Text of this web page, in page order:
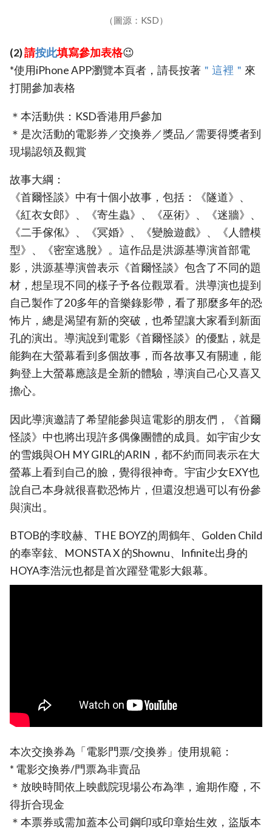
（圖源：KSD）
(2)請按此填寫參加表格😉
*使用iPhone APP瀏覽本頁者，請長按著 ＂這裡＂ 來
打開參加表格
＊本活動供：KSD香港用戶參加
＊是次活動的電影券／交換券／獎品／需要得獎者到
現場認領及觀賞
故事大綱：
《首爾怪談》中有十個小故事，包括：《隧道》、
《紅衣女郎》、《寄生蟲》、《巫術》、《迷牆》、
《二手傢俬》、《冥婚》、《變臉遊戲》、《人體模
型》、《密室逃脫》。這作品是洪源基導演首部電
影，洪源基導演曾表示《首爾怪談》包含了不同的題
材，想呈現不同的樣子予各位觀眾看。洪導演也提到
自己製作了20多年的音樂錄影帶，看了那麼多年的恐
怖片，總是渴望有新的突破，也希望讓大家看到新面
孔的演出。導演說到電影《首爾怪談》的優點，就是
能夠在大螢幕看到多個故事，而各故事又有關連，能
夠登上大螢幕應該是全新的體驗，導演自己心又喜又
擔心。
因此導演邀請了希望能參與這電影的朋友們，《首爾
怪談》中也將出現許多偶像團體的成員。如宇宙少女
的雪娥與OH MY GIRL的ARIN，都不約而同表示在大
螢幕上看到自己的臉，覺得很神奇。宇宙少女EXY也
說自己本身就很喜歡恐怖片，但還沒想過可以有份參
與演出。
BTOB的李旼赫、THE BOYZ的周鶴年、Golden Child
的奉宰鉉、MONSTA X 的Shownu、Infinite出身的
HOYA李浩沅也都是首次躍登電影大銀幕。
本次交換券為「電影門票/交換券」使用規範：
* 電影交換券/門票為非賣品
＊放映時間依上映戲院現場公布為準，逾期作廢，不
得折合現金
＊本票券或需加蓋本公司鋼印或印章始生效，盜版本